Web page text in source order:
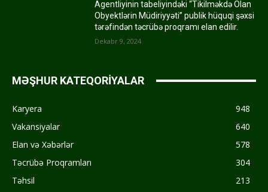
Agentliyinin tabeliyindəki “Tikilməkdə Olan
Obyektlərin Müdiriyyəti” publik hüquqi şəxsi
tərəfindən təcrübə proqramı elan edilir.
Dekabr 9, 2024
MƏŞHUR KATEQORİYALAR
Karyera
948
Vakansiyalar
640
Elan və Xəbərlər
578
Təcrübə Proqramları
304
Təhsil
213